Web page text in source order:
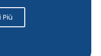
Più